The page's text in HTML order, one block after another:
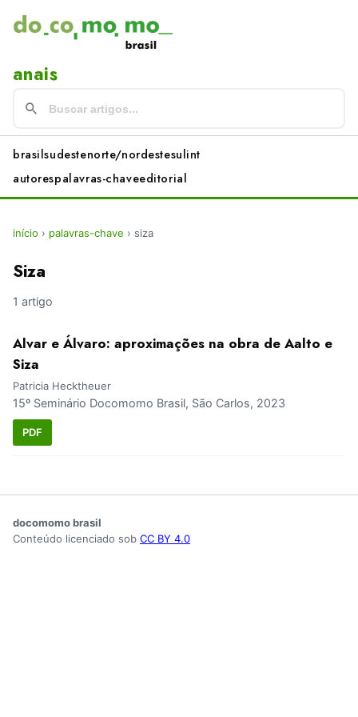
anais
brasilsudestenorte/nordestesulint
autorespalavras-chaveeditorial
início › palavras-chave › siza
Siza
1 artigo
Alvar e Álvaro: aproximações na obra de Aalto e
Siza
Patricia Hecktheuer
15º Seminário Docomomo Brasil, São Carlos, 2023
PDF
docomomo brasil
Conteúdo licenciado sob CC BY 4.0